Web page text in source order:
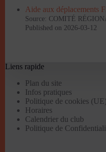
Aide aux déplacements
Source: COMITÉ
Published on 2026-03-12
Liens rapide
Plan du site
Infos pratiques
Politique de cookies (UE)
Horaires
Calendrier du club
Politique de